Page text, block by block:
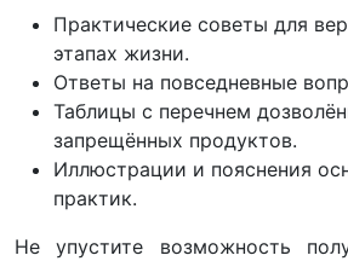
Практические советы для
этапах жизни.
Ответы на повседневные
Таблицы с перечнем
запрещённых продуктов.
Иллюстрации и пояснения
практик.
Не упустите возможность